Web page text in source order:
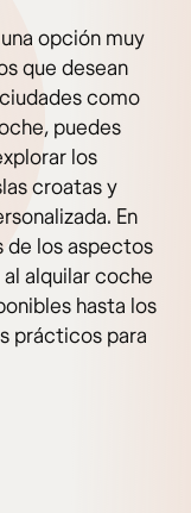
opción muy
que desean
como
puedes
los
croatas y
En
de los aspectos
alquilar coche
hasta los
prácticos para